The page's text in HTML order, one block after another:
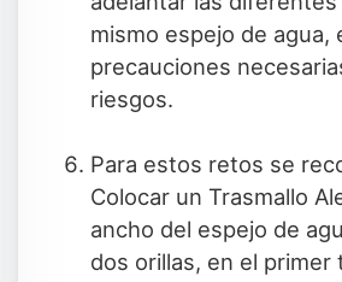
mismo espejo de agua,
precauciones
riesgos.
Para estos retos se
Colocar un Trasmallo
ancho del espejo de
dos orillas, en el primer